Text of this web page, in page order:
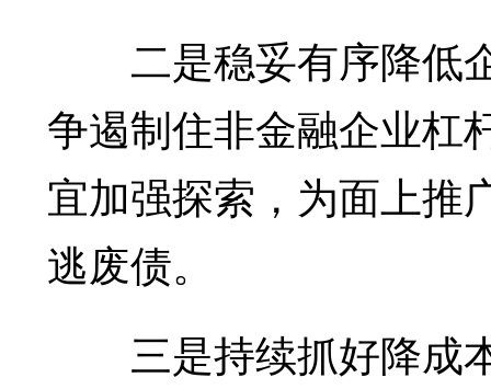
二是稳妥有序降低
争遏制住非金融企业杠
宜加强探索，为面上推
逃废债。
三是持续抓好降成